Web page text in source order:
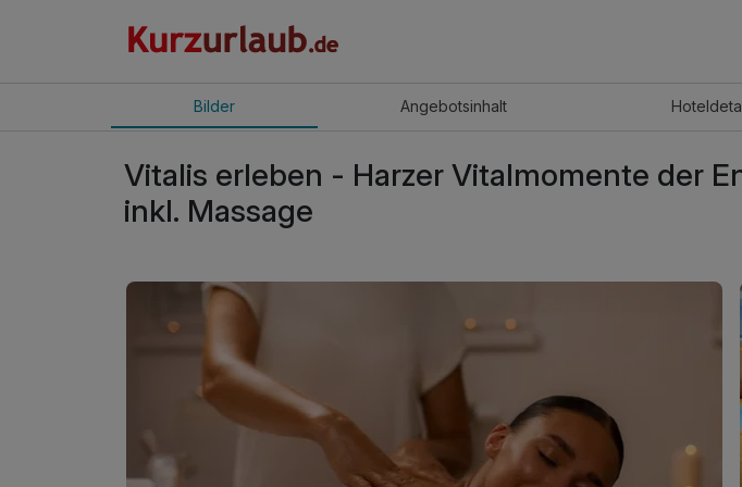
Bilder Angebotsinhalt Hotel
Vitalis erleben - Harzer Vitalmomente der
inkl. Massage